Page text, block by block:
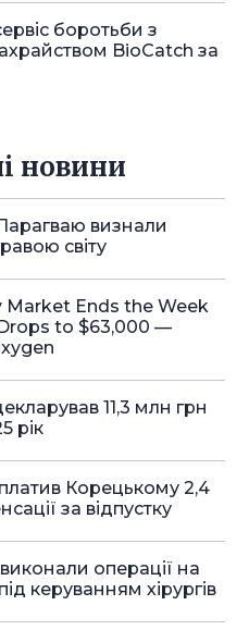
боротьби з
BioCatch за
новини
визнали
світу
Market Ends the Week
to $63,000 —
11,3 млн грн
рік
Корецькому 2,4
за відпустку
операції на
керуванням хірургів